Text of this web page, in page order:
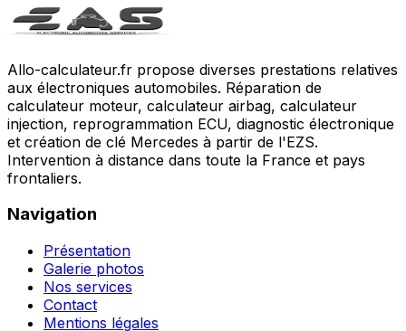
Allo-calculateur.fr propose diverses prestations relatives
aux électroniques automobiles. Réparation de
calculateur moteur, calculateur airbag, calculateur
injection, reprogrammation ECU, diagnostic électronique
et création de clé Mercedes à partir de l'EZS.
Intervention à distance dans toute la France et pays
frontaliers.
Navigation
Présentation
Galerie photos
Nos services
Contact
Mentions légales